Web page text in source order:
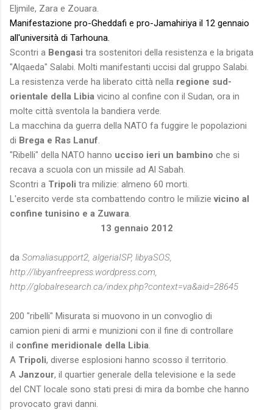
Eljmile, Zara e Zouara.
Manifestazione pro-Gheddafi e pro-Jamahiriya il 12 gennaio
all'università di Tarhouna.
Scontri a Bengasi tra sostenitori della resistenza e la brigata
"Alqaeda" Salabi. Molti manifestanti uccisi dal gruppo Salabi.
La resistenza verde ha liberato città nella regione sud-
orientale della Libia vicino al confine con il Sudan, ora in
molte città sventola la bandiera verde.
La macchina da guerra della NATO fa fuggire le popolazioni
di Brega e Ras Lanuf
"Ribelli" della NATO hanno ucciso ieri un bambino che si
recava a scuola con un missile ad Al Sabah.
Scontri a Tripoli tra milizie: almeno 60 morti.
L'esercito verde sta combattendo contro le milizievicino al
confine tunisino e a Zuwara
13 gennaio 2012
da Somaliasupport2, algeriaISP, libyaSOS,
http://libyanfreepress.wordpress.com,
http://globalresearch.ca/index.php?context=va&aid=28645
200 "ribelli" Misurata si muovono in un convoglio di
camion pieni di armi e munizioni con il fine di controllare
il confine meridionale della Libia
A Tripoli, diverse esplosioni hanno scosso il territorio.
A Janzour, il quartier generale della televisione e la sede
del CNT locale sono stati presi di mira da bombe che hanno
provocato gravi danni.